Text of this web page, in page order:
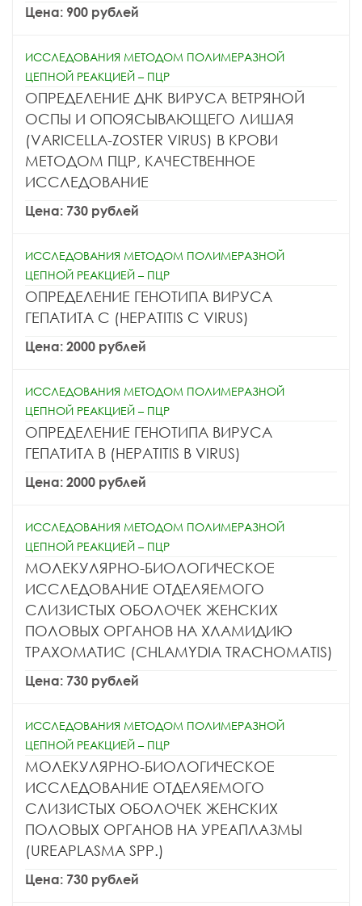
Цена: 900 рублей
ИССЛЕДОВАНИЯ МЕТОДОМ ПОЛИМЕРАЗНОЙ
ЦЕПНОЙ РЕАКЦИЕЙ – ПЦР
ОПРЕДЕЛЕНИЕ ДНК ВИРУСА ВЕТРЯНОЙ
ОСПЫ И ОПОЯСЫВАЮЩЕГО ЛИШАЯ
(VARICELLA-ZOSTER VIRUS) В КРОВИ
МЕТОДОМ ПЦР, КАЧЕСТВЕННОЕ
ИССЛЕДОВАНИЕ
Цена: 730 рублей
ИССЛЕДОВАНИЯ МЕТОДОМ ПОЛИМЕРАЗНОЙ
ЦЕПНОЙ РЕАКЦИЕЙ – ПЦР
ОПРЕДЕЛЕНИЕ ГЕНОТИПА ВИРУСА
ГЕПАТИТА C (HEPATITIS C VIRUS)
Цена: 2000 рублей
ИССЛЕДОВАНИЯ МЕТОДОМ ПОЛИМЕРАЗНОЙ
ЦЕПНОЙ РЕАКЦИЕЙ – ПЦР
ОПРЕДЕЛЕНИЕ ГЕНОТИПА ВИРУСА
ГЕПАТИТА B (HEPATITIS B VIRUS)
Цена: 2000 рублей
ИССЛЕДОВАНИЯ МЕТОДОМ ПОЛИМЕРАЗНОЙ
ЦЕПНОЙ РЕАКЦИЕЙ – ПЦР
МОЛЕКУЛЯРНО-БИОЛОГИЧЕСКОЕ
ИССЛЕДОВАНИЕ ОТДЕЛЯЕМОГО
СЛИЗИСТЫХ ОБОЛОЧЕК ЖЕНСКИХ
ПОЛОВЫХ ОРГАНОВ НА ХЛАМИДИЮ
ТРАХОМАТИС (CHLAMYDIA TRACHOMATIS)
Цена: 730 рублей
ИССЛЕДОВАНИЯ МЕТОДОМ ПОЛИМЕРАЗНОЙ
ЦЕПНОЙ РЕАКЦИЕЙ – ПЦР
МОЛЕКУЛЯРНО-БИОЛОГИЧЕСКОЕ
ИССЛЕДОВАНИЕ ОТДЕЛЯЕМОГО
СЛИЗИСТЫХ ОБОЛОЧЕК ЖЕНСКИХ
ПОЛОВЫХ ОРГАНОВ НА УРЕАПЛАЗМЫ
(UREAPLASMA SPP.)
Цена: 730 рублей